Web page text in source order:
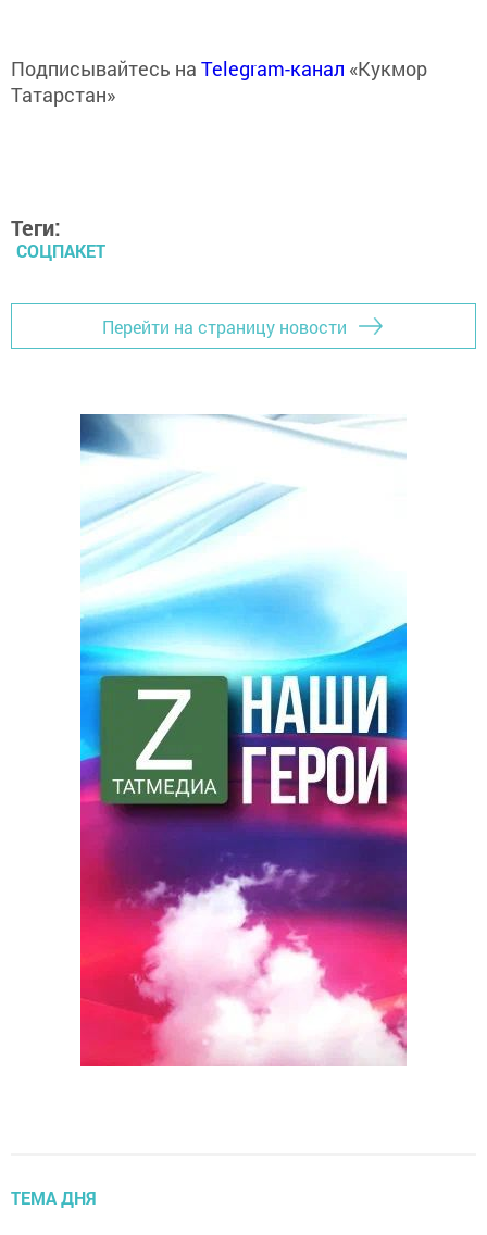
Подписывайтесь на Telegram-канал «Кукмор
Татарстан»
Теги:
СОЦПАКЕТ
Перейти на страницу новости
ТЕМА ДНЯ